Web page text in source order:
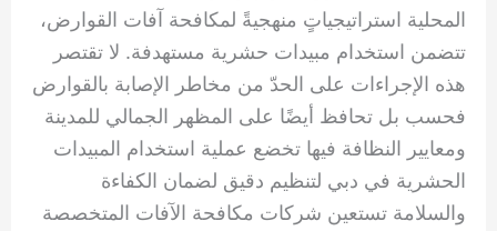
المحلية استراتيجياتٍ منهجيةً لمكافحة آفات القوارض،
تتضمن استخدام مبيدات حشرية مستهدفة. لا تقتصر
هذه الإجراءات على الحدّ من مخاطر الإصابة بالقوارض
فحسب بل تحافظ أيضًا على المظهر الجمالي للمدينة
ومعايير النظافة فيها تخضع عملية استخدام المبيدات
الحشرية في دبي لتنظيم دقيق لضمان الكفاءة
والسلامة تستعين شركات مكافحة الآفات المتخصصة